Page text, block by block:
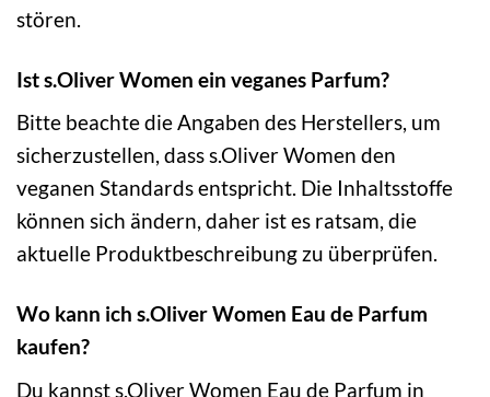
stören.
Ist s.Oliver Women ein veganes Parfum?
Bitte beachte die Angaben des Herstellers, um
sicherzustellen, dass s.Oliver Women den
veganen Standards entspricht. Die Inhaltsstoffe
können sich ändern, daher ist es ratsam, die
aktuelle Produktbeschreibung zu überprüfen.
Wo kann ich s.Oliver Women Eau de Parfum
kaufen?
Du kannst s.Oliver Women Eau de Parfum in